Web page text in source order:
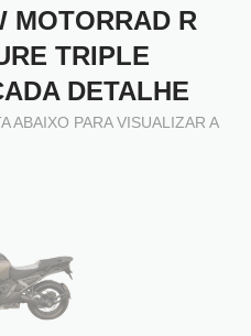
MOTORRAD R
TRIPLE
DETALHE
ABAIXO PARA VISUALIZAR A